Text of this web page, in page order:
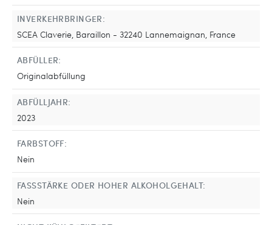
INVERKEHRBRINGER:
SCEA Claverie, Baraillon - 32240 Lannemaignan, France
ABFÜLLER:
Originalabfüllung
ABFÜLLJAHR:
2023
FARBSTOFF:
Nein
FASSSTÄRKE ODER HOHER ALKOHOLGEHALT:
Nein